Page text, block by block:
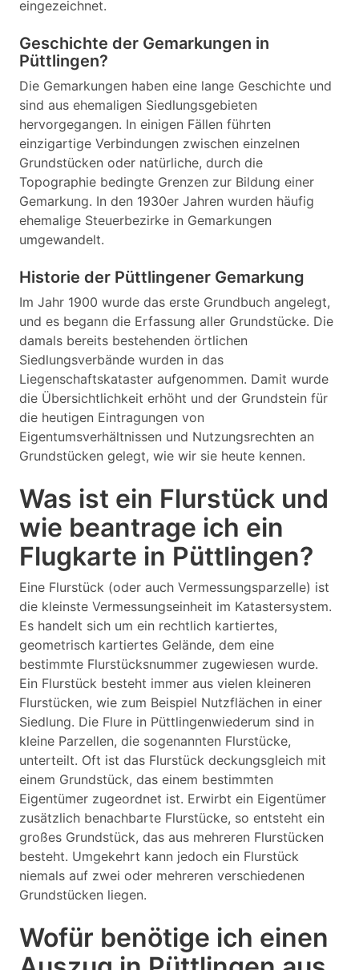
eingezeichnet.
Geschichte der Gemarkungen in
Püttlingen?
Die Gemarkungen haben eine lange Geschichte und
sind aus ehemaligen Siedlungsgebieten
hervorgegangen. In einigen Fällen führten
einzigartige Verbindungen zwischen einzelnen
Grundstücken oder natürliche, durch die
Topographie bedingte Grenzen zur Bildung einer
Gemarkung. In den 1930er Jahren wurden häufig
ehemalige Steuerbezirke in Gemarkungen
umgewandelt.
Historie der Püttlingener Gemarkung
Im Jahr 1900 wurde das erste Grundbuch angelegt,
und es begann die Erfassung aller Grundstücke. Die
damals bereits bestehenden örtlichen
Siedlungsverbände wurden in das
Liegenschaftskataster aufgenommen. Damit wurde
die Übersichtlichkeit erhöht und der Grundstein für
die heutigen Eintragungen von
Eigentumsverhältnissen und Nutzungsrechten an
Grundstücken gelegt, wie wir sie heute kennen.
Was ist ein Flurstück und
wie beantrage ich ein
Flugkarte in Püttlingen?
Eine Flurstück (oder auch Vermessungsparzelle) ist
die kleinste Vermessungseinheit im Katastersystem.
Es handelt sich um ein rechtlich kartiertes,
geometrisch kartiertes Gelände, dem eine
bestimmte Flurstücksnummer zugewiesen wurde.
Ein Flurstück besteht immer aus vielen kleineren
Flurstücken, wie zum Beispiel Nutzflächen in einer
Siedlung. Die Flure in Püttlingenwiederum sind in
kleine Parzellen, die sogenannten Flurstücke,
unterteilt. Oft ist das Flurstück deckungsgleich mit
einem Grundstück, das einem bestimmten
Eigentümer zugeordnet ist. Erwirbt ein Eigentümer
zusätzlich benachbarte Flurstücke, so entsteht ein
großes Grundstück, das aus mehreren Flurstücken
besteht. Umgekehrt kann jedoch ein Flurstück
niemals auf zwei oder mehreren verschiedenen
Grundstücken liegen.
Wofür benötige ich einen